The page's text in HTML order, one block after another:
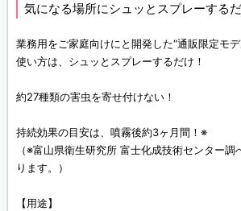
気になる場所にシュッとスプレーするだ
業務用をご家庭向けにと開発した“通販限定モデ
使い方は、シュッとスプレーするだけ！
約27種類の害虫を寄せ付けない！
持続効果の目安は、噴霧後約3ヶ月間！※
（※富山県衛生研究所 富士化成技術センター
ります。）
【用途】